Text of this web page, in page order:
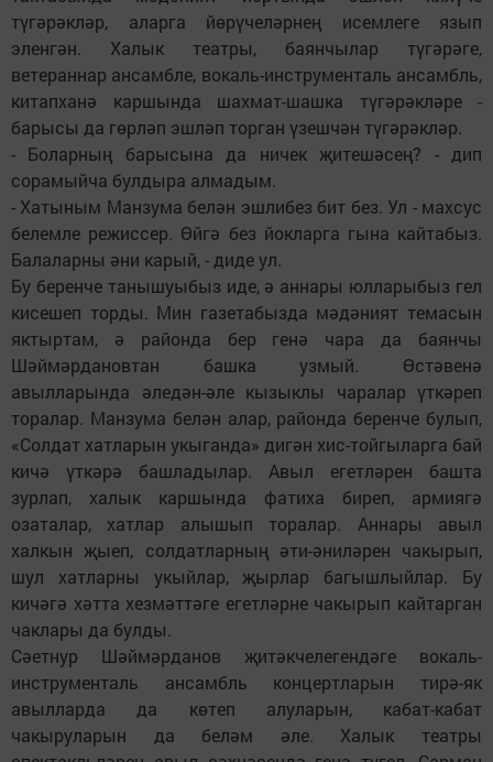
түгәрәкләр, аларга йөрүчеләрнең исемлеге язып
эленгән. Халык театры, баянчылар түгәрәге,
ветераннар ансамбле, вокаль-инструменталь ансамбль,
китапханә каршында шахмат-шашка түгәрәкләре -
барысы да гөрләп эшләп торган үзешчән түгәрәкләр.
- Боларның барысына да ничек җитешәсең? - дип
сорамыйча булдыра алмадым.
- Хатыным Манзума белән эшлибез бит без. Ул - махсус
белемле режиссер. Өйгә без йокларга гына кайтабыз.
Балаларны әни карый, - диде ул.
Бу беренче танышуыбыз иде, ә аннары юлларыбыз гел
кисешеп торды. Мин газетабызда мәдәният темасын
яктыртам, ә районда бер генә чара да баянчы
Шәймәрдановтан башка узмый. Өстәвенә
авылларында әледән-әле кызыклы чаралар үткәреп
торалар. Манзума белән алар, районда беренче булып,
«Солдат хатларын укыганда» дигән хис-тойгыларга бай
кичә үткәрә башладылар. Авыл егетләрен башта
зурлап, халык каршында фатиха биреп, армиягә
озаталар, хатлар алышып торалар. Аннары авыл
халкын җыеп, солдатларның әти-әниләрен чакырып,
шул хатларны укыйлар, җырлар багышлыйлар. Бу
кичәгә хәтта хезмәттәге егетләрне чакырып кайтарган
чаклары да булды.
Сәетнур Шәймәрданов җитәкчелегендәге вокаль-
инструменталь ансамбль концертларын тирә-як
авылларда да көтеп алуларын, кабат-кабат
чакыруларын да беләм әле. Халык театры